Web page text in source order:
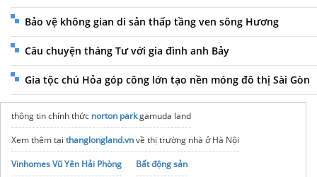
Bảo vệ không gian di sản thấp tầng ven sông Hương
Câu chuyện tháng Tư với gia đình anh Bảy
Gia tộc chú Hỏa góp công lớn tạo nền móng đô thị Sài Gòn
thông tin chính thức norton parkgamuda land
Xem thêm tại thanglongland.vnvề thị trường nhà ở Hà Nội
Vinhomes Vũ Yên Hải Phòng
Bất động sản